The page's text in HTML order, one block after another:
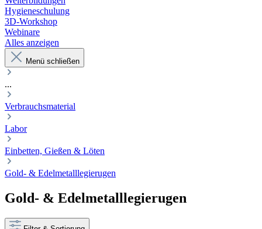
Hygieneschulung
3D-Workshop
Webinare
Alles anzeigen
Menü schließen
...
Verbrauchsmaterial
Labor
Einbetten, Gießen & Löten
Gold- & Edelmetalllegierugen
Gold- & Edelmetalllegierugen